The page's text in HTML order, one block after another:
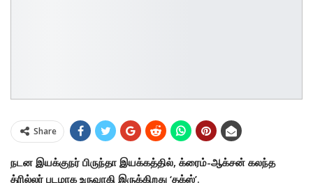
Share
நடன இயக்குநர் பிருந்தா இயக்கத்தில், க்ரைம்-ஆக்சன் கலந்த
த்ரில்லர் படமாக உருவாகி இருக்கிறது ‘தக்ஸ்’.